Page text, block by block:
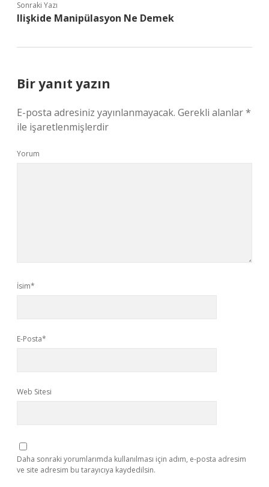
Sonraki Yazı
Ilişkide Manipülasyon Ne Demek
Bir yanıt yazın
E-posta adresiniz yayınlanmayacak. Gerekli alanlar*
ile işaretlenmişlerdir
Yorum
İsim*
E-Posta*
Web Sitesi
Daha sonraki yorumlarımda kullanılması için adım, e-posta adresim
ve site adresim bu tarayıcıya kaydedilsin.